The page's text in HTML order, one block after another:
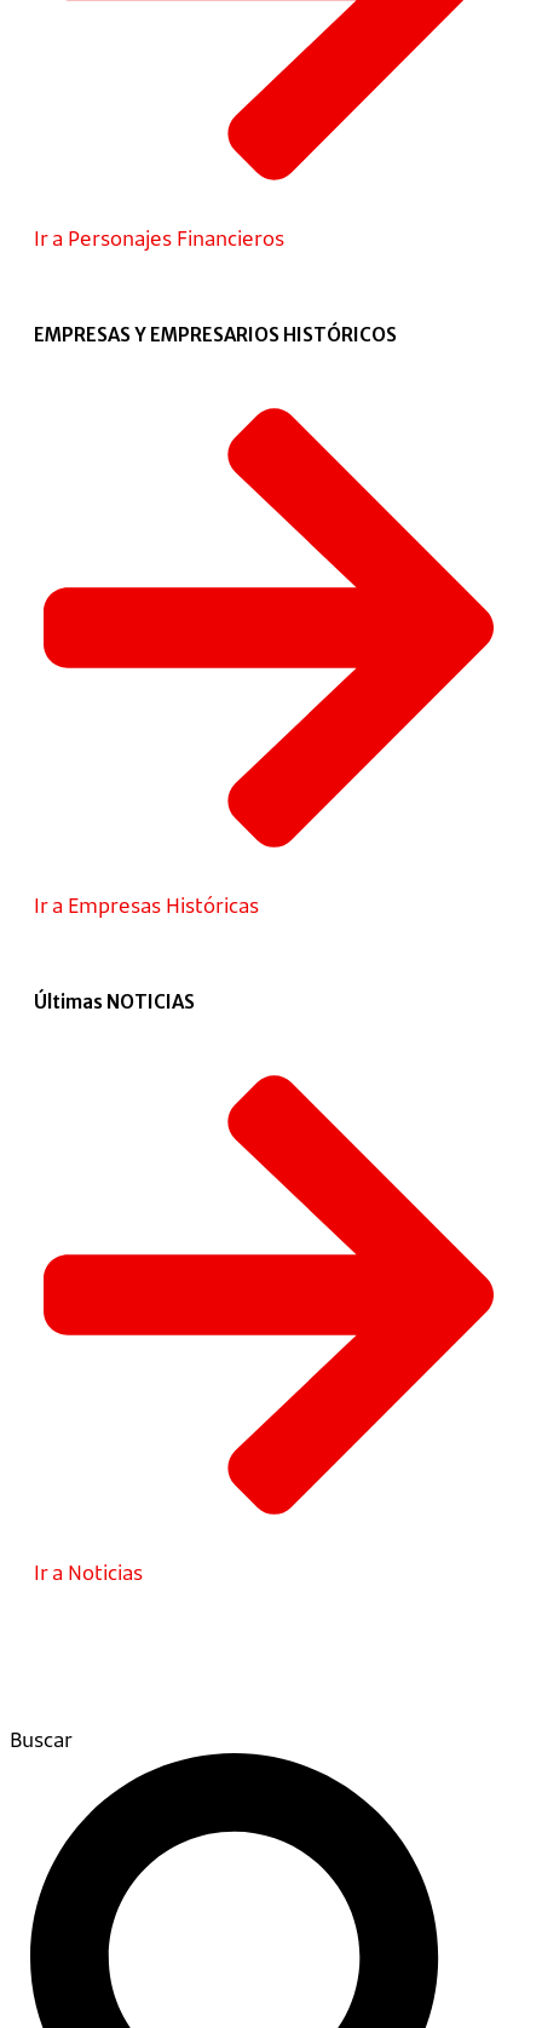
Ir a Personajes Financieros
EMPRESAS Y EMPRESARIOS HISTÓRICOS
Ir a Empresas Históricas
Últimas NOTICIAS
Ir a Noticias
Buscar